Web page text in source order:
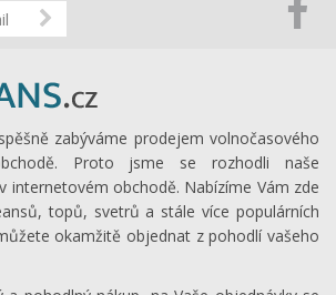
zabýváme prodejem volnočasového
Proto jsme se rozhodli naše
internetovém obchodě. Nabízíme Vám zde
topů, svetrů a stále více populárních
okamžitě objednat z pohodlí vašeho